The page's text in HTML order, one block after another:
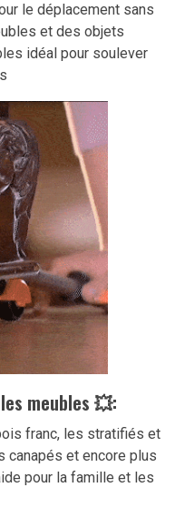
le déplacement sans
et des objets
idéal pour soulever
meubles 💥:
franc, les stratifiés et
canapés et encore plus
pour la famille et les